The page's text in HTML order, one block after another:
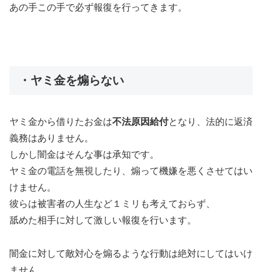
あの手この手で必ず報復を行ってきます。
・ヤミ金を煽らない
ヤミ金から借りたお金は不法原因給付となり、法的に返済
義務はありません。
しかし闇金はそんな事は承知です。
ヤミ金の電話を無視したり、煽って機嫌を悪くさせてはい
けません。
彼らは被害者の人生など１ミリも考えておらず、
舐めた相手に対して激しい報復を行います。
闇金に対して敵対心を煽るような行動は絶対にしてはいけ